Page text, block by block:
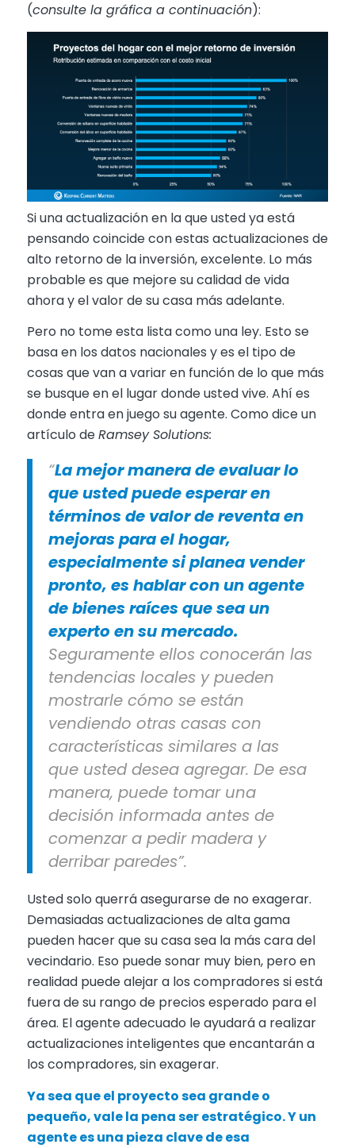
(consulte la gráfica a continuación):
Si una actualización en la que usted ya está
pensando coincide con estas actualizaciones de
alto retorno de la inversión, excelente. Lo más
probable es que mejore su calidad de vida
ahora y el valor de su casa más adelante.
Pero no tome esta lista como una ley. Esto se
basa en los datos nacionales y es el tipo de
cosas que van a variar en función de lo que más
se busque en el lugar donde usted vive. Ahí es
donde entra en juego su agente. Como dice un
artículo deRamsey Solutions:
“La mejor manera de evaluar lo
que usted puede esperar en
términos de valor de reventa en
mejoras para el hogar,
especialmente si planea vender
pronto, es hablar con un agente
de bienes raíces que sea un
experto en su mercado.
Seguramente ellos conocerán las
tendencias locales y pueden
mostrarle cómo se están
vendiendo otras casas con
características similares a las
que usted desea agregar. De esa
manera, puede tomar una
decisión informada antes de
comenzar a pedir madera y
derribar paredes”.
Usted solo querrá asegurarse de no exagerar.
Demasiadas actualizaciones de alta gama
pueden hacer que su casa sea la más cara del
vecindario. Eso puede sonar muy bien, pero en
realidad puede alejar a los compradores si está
fuera de su rango de precios esperado para el
área. El agente adecuado le ayudará a realizar
actualizaciones inteligentes que encantarán a
los compradores, sin exagerar.
Ya sea que el proyecto sea grande o
pequeño, vale la pena ser estratégico. Y un
agente es una pieza clave de esa